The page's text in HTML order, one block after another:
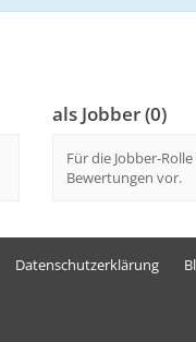
als Jobber (0)
Für die Jobber-
Bewertungen vor.
Datenschutzerklärung